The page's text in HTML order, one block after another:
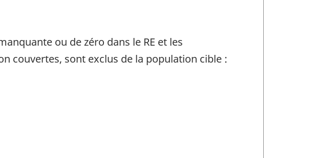
ou de zéro dans le RE et les
couvertes, sont exclus de la population cible :